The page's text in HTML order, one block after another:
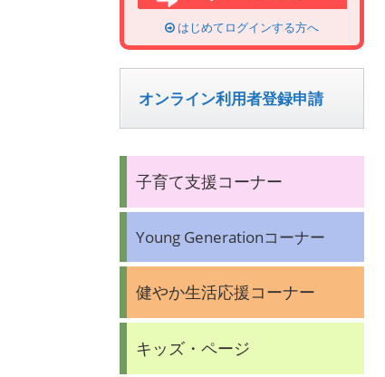
はじめてログインする方へ
オンライン利用者登録申請
子育て支援コーナー
Young Generationコーナー
健やか生活応援コーナー
キッズ・ページ